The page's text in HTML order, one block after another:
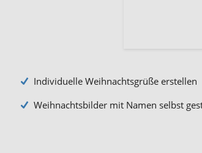
Individuelle Weihnachtsgrüße erstellen
Weihnachtsbilder mit Namen selbst